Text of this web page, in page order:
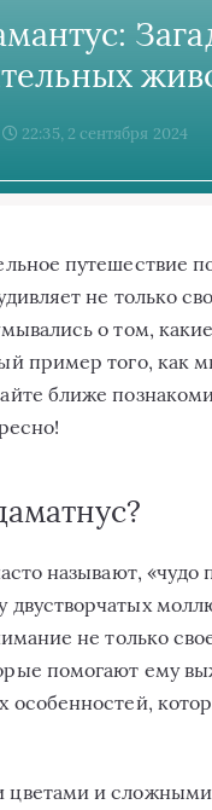
22:35, 2 сентября 2024
путешествие
не только
о том,
пример того, как
ближе
называют,
не только
помогают ему
и сложными